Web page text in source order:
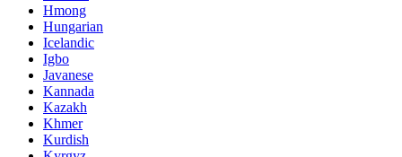
Hmong
Hungarian
Icelandic
Igbo
Javanese
Kannada
Kazakh
Khmer
Kurdish